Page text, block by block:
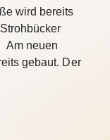
wird bereits
Am neuen
gebaut. Der